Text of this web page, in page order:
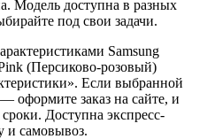
Модель доступна в разных
под свои задачи.
Samsung
(Персиково-розовый)
Если выбранной
оформите заказ на сайте, и
Доступна экспресс-
и самовывоз.